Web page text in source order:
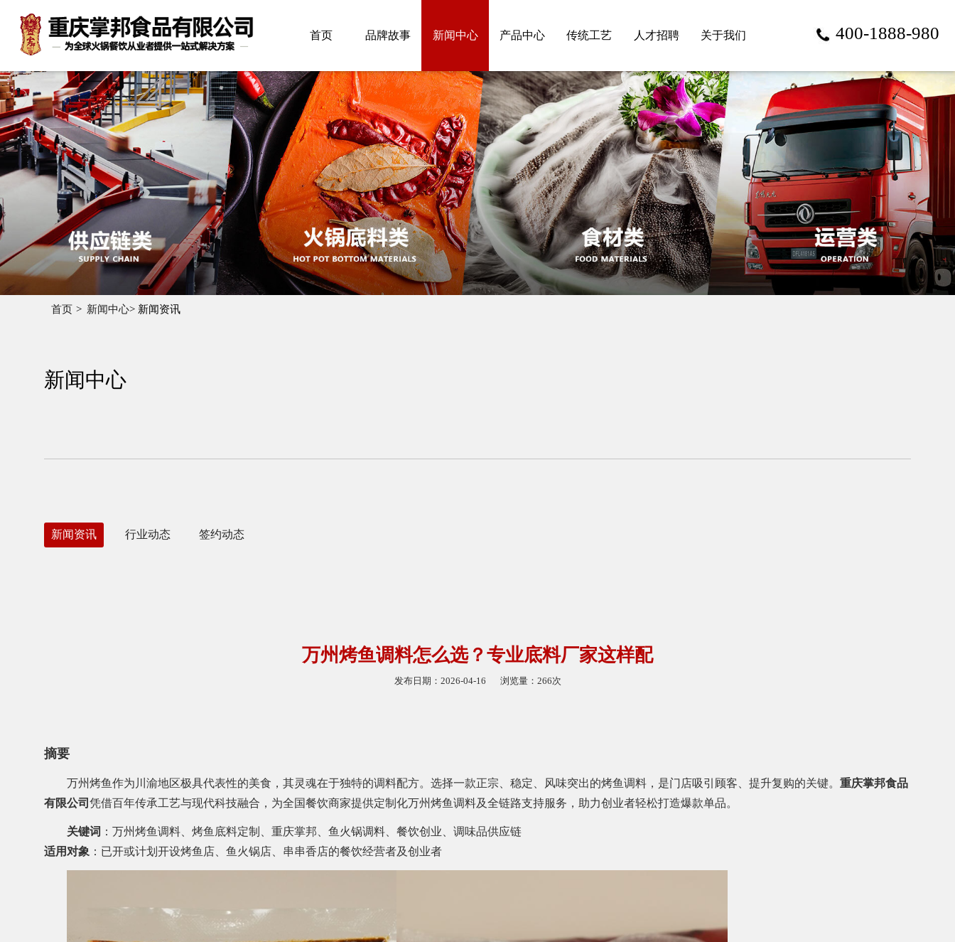
首页 品牌故事 新闻中心 产品中心 传统工艺 人才招聘 关于我们 400-1888-980
首页 新闻中心> 新闻资讯
新闻中心
新闻资讯 行业动态 签约动态
万州烤鱼调料怎么选？专业底料厂家这样配
发布日期：2026-04-16 浏览量：266次
摘要
万州烤鱼作为川渝地区极具代表性的美食，其灵魂在于独特的调料配方。选择一款正宗、稳定、风味突出的烤鱼调料，是门店吸引顾客、提升复购的关键。 重庆掌邦食品
有限公司 凭借百年传承工艺与现代科技融合，为全国餐饮商家提供定制化万州烤鱼调料及全链路支持服务，助力创业者轻松打造爆款单品。
关键词 ：万州烤鱼调料、烤鱼底料定制、重庆掌邦、鱼火锅调料、餐饮创业、调味品供应链
适用对象 ：已开或计划开设烤鱼店、鱼火锅店、串串香店的餐饮经营者及创业者